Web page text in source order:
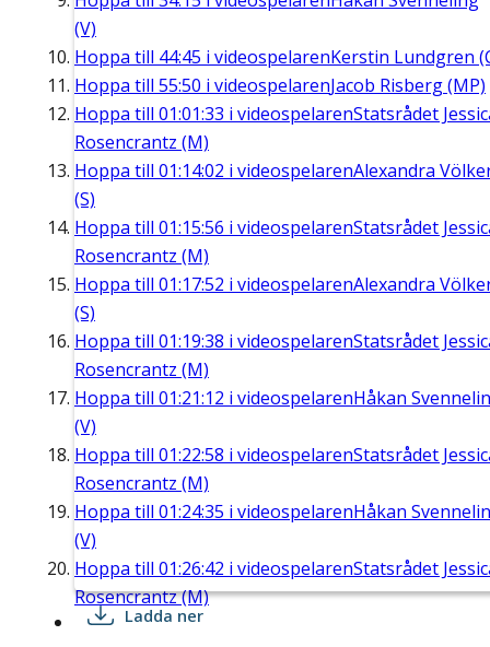
(V)
Hoppa till 44:45 i videospelarenKerstin Lundgren
Hoppa till 55:50 i videospelarenJacob Risberg (MP)
Hoppa till 01:01:33 i videospelarenStatsrådet
Rosencrantz (M)
Hoppa till 01:14:02 i videospelarenAlexandra
(S)
Hoppa till 01:15:56 i videospelarenStatsrådet
Rosencrantz (M)
Hoppa till 01:17:52 i videospelarenAlexandra
(S)
Hoppa till 01:19:38 i videospelarenStatsrådet
Rosencrantz (M)
Hoppa till 01:21:12 i videospelarenHåkan
(V)
Hoppa till 01:22:58 i videospelarenStatsrådet
Rosencrantz (M)
Hoppa till 01:24:35 i videospelarenHåkan
(V)
Hoppa till 01:26:42 i videospelarenStatsrådet
Rosencrantz (M)
Ladda ner